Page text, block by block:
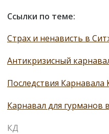
Ссылки по теме:
Страх и ненависть в
Антикризисный
Последствия Карнавала
Карнавал для гурманов
КД